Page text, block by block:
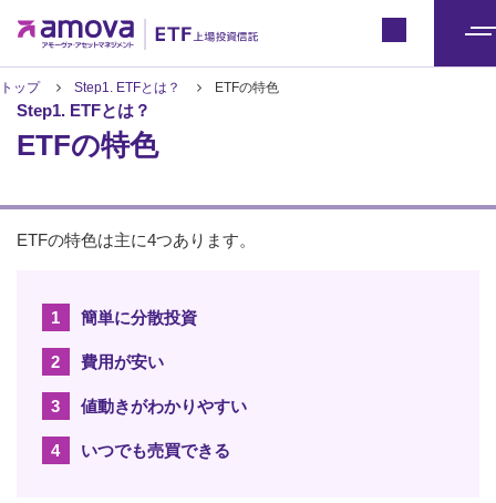
ETFトップ
トップ Step1. ETFとは？ ETFの特色
Step1. ETFとは？
ETFの特色
ETFの特色は主に4つあります。
1 簡単に分散投資
2 費用が安い
3 値動きがわかりやすい
4 いつでも売買できる